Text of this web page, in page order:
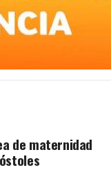
de maternidad